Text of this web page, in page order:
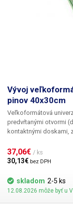
Vývoj
pinov 40x30cm
Veľkoformátová
predvŕtanými otvormi
kontaktnými doskami,
A3. DPS je
jednoduchú
ponúka jednoduchú,
plošných spojov bez
Stačí osadiť
nimi cínovú cestu
37,06€ / ks
30,13€ bez DPH
skladom 2-5 ks
12.08.2026 môže byť u